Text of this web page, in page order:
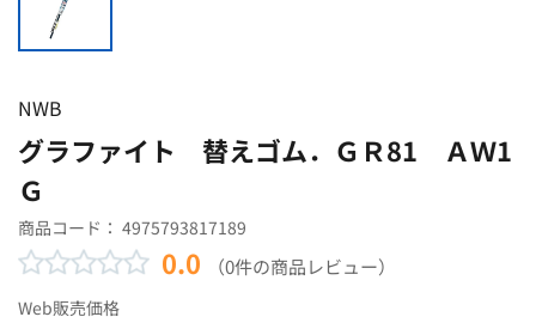
NWB
グラファイト 替えゴム．ＧＲ81 ＡＷ1
Ｇ
商品コード： 4975793817189
0.0 （0件の商品レビュー）
Web販売価格